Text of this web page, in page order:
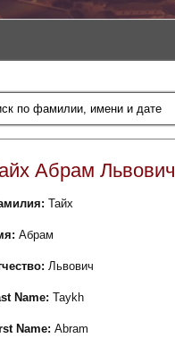
Абрам Львович
Тайх
Абрам
Львович
Name: Taykh
Name: Abram